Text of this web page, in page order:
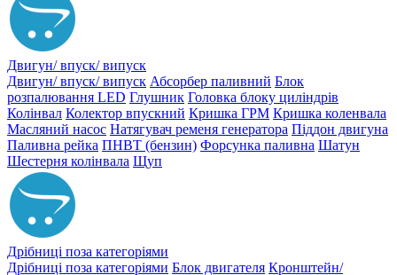
Двигун/ впуск/ випуск
Двигун/ впуск/ випуск Абсорбер паливний Блок
розпалювання LED Глушник Головка блоку циліндрів
Колінвал Колектор впускний Кришка ГРМ Кришка коленвала
Масляний насос Натягувач ременя генератора Піддон двигуна
Паливна рейка ПНВТ (бензин) Форсунка паливна Шатун
Шестерня колінвала Щуп
Дрібниці поза категоріями
Дрібниці поза категоріями Блок двигателя Кронштейн/